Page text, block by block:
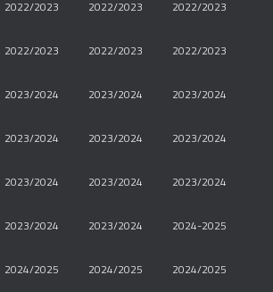
2022/2023 2022/2023 2022/2023
2022/2023 2022/2023 2022/2023
2023/2024 2023/2024 2023/2024
2023/2024 2023/2024 2023/2024
2023/2024 2023/2024 2023/2024
2023/2024 2023/2024 2024-2025
2024/2025 2024/2025 2024/2025